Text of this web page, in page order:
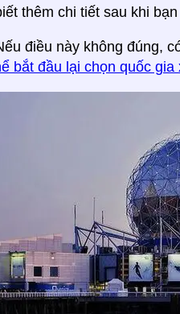
thêm chi tiết sau khi
điều này không đúng,
bắt đầu lại chọn quốc gia